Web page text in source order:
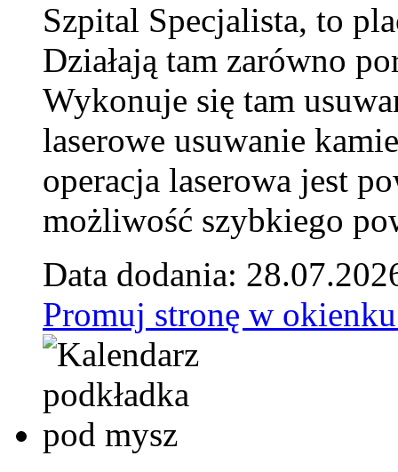
Szpital Specjalista, to
Działają tam zarówno
Wykonuje się tam
laserowe usuwanie
operacja laserowa jest
możliwość szybkiego
Data dodania:
Promuj stronę w